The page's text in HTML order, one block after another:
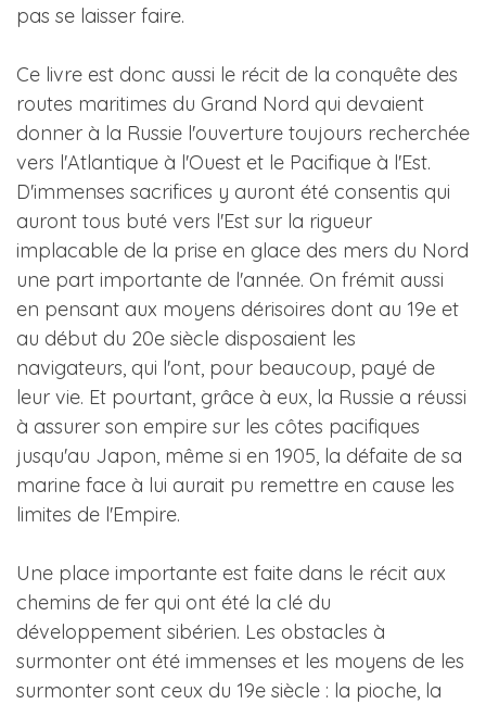
pas se laisser faire.
Ce livre est donc aussi le récit de la conquête des
routes maritimes du Grand Nord qui devaient
donner à la Russie l'ouverture toujours recherchée
vers l'Atlantique à l'Ouest et le Pacifique à l'Est.
D'immenses sacrifices y auront été consentis qui
auront tous buté vers l'Est sur la rigueur
implacable de la prise en glace des mers du Nord
une part importante de l'année. On frémit aussi
en pensant aux moyens dérisoires dont au 19e et
au début du 20e siècle disposaient les
navigateurs, qui l'ont, pour beaucoup, payé de
leur vie. Et pourtant, grâce à eux, la Russie a réussi
à assurer son empire sur les côtes pacifiques
jusqu'au Japon, même si en 1905, la défaite de sa
marine face à lui aurait pu remettre en cause les
limites de l'Empire.
Une place importante est faite dans le récit aux
chemins de fer qui ont été la clé du
développement sibérien. Les obstacles à
surmonter ont été immenses et les moyens de les
surmonter sont ceux du 19e siècle : la pioche, la